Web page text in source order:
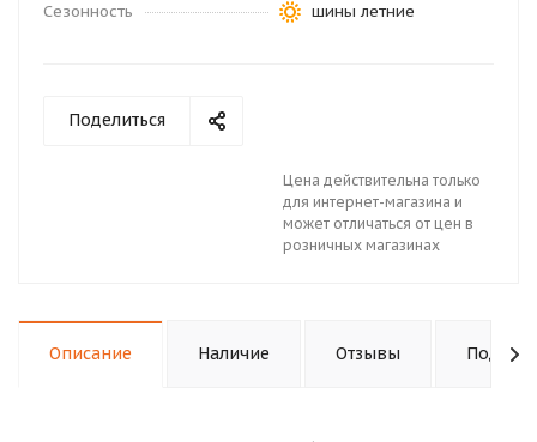
Сезонность
шины летние
Поделиться
Цена действительна только
для интернет-магазина и
может отличаться от цен в
розничных магазинах
Описание Наличие Отзывы